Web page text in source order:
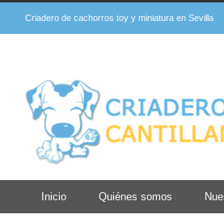
Criadero de cachorros toy y miniatura en Sevilla
Inicio Quiénes somos